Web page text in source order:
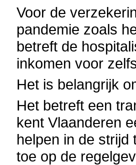
Voor de
pandemie zoals
betreft de
inkomen voor
Het is belangrijk
Het betreft een
kent Vlaanderen
helpen in de
toe op de